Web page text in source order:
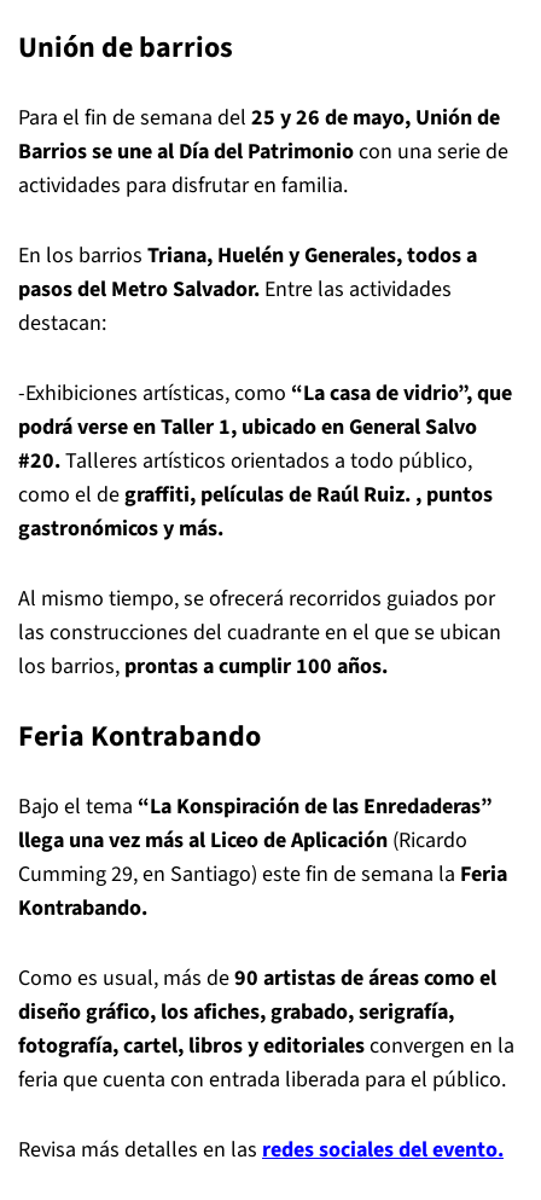
Unión de barrios
Para el fin de semana del 25 y 26 de mayo, Unión de
Barrios se une al Día del Patrimoniocon una serie de
actividades para disfrutar en familia.
En los barrios Triana, Huelén y Generales, todos a
pasos del Metro Salvador. Entre las actividades
destacan:
-Exhibiciones artísticas, como “La casa de vidrio”, que
podrá verse en Taller 1, ubicado en General Salvo
#20.Talleres artísticos orientados a todo público,
como el degraffiti, películas de Raúl Ruiz. , puntos
gastronómicos y más.
Al mismo tiempo, se ofrecerá recorridos guiados por
las construcciones del cuadrante en el que se ubican
los barrios, prontas a cumplir 100 años.
Feria Kontrabando
Bajo el tema “La Konspiración de las Enredaderas”
llega una vez más al Liceo de Aplicación (Ricardo
Cumming 29, en Santiago) este fin de semana la Feria
Kontrabando.
Como es usual, más de90 artistas de áreas como el
diseño gráfico, los afiches, grabado, serigrafía,
fotografía, cartel, libros y editorialesconvergen en la
feria que cuenta con entrada liberada para el público.
Revisa más detalles en las redes sociales del evento.